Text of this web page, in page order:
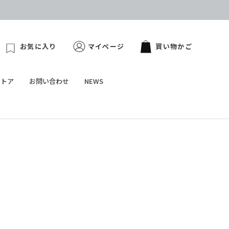
お気に入り マイページ 買い物かご
ア お問い合わせ NEWS